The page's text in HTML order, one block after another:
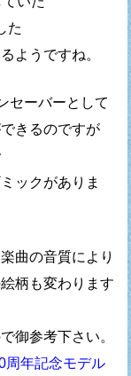
た
ようですね。
セーバーとして
きるのですが
ックがありま
曲の音質により
柄も変わります
御参考下さい。
周年記念モデル